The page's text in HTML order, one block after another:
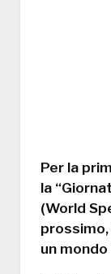
Per la
la
(World
un